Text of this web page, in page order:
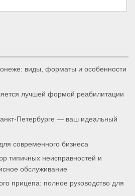
виды, форматы и особенности
лучшей формой реабилитации
Петербурге — ваш идеальный
современного бизнеса
типичных неисправностей и
обслуживание
прицепа: полное руководство для